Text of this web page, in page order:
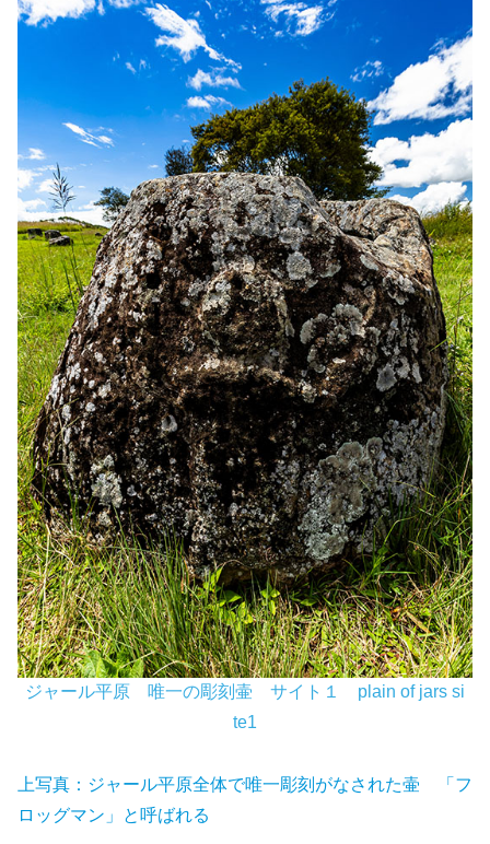
ジャール平原 唯一の彫刻壷 サイト１ plain of jars si
te1
上写真：ジャール平原全体で唯一彫刻がなされた壷 「フ
ロッグマン」と呼ばれる